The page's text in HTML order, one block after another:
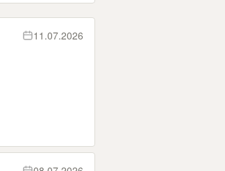
11.07.2026